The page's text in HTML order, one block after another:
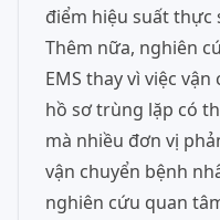
điểm hiệu suất thực
Thêm nữa, nghiên
EMS thay vì việc
hồ sơ trùng lặp có
mà nhiều đơn vị
vận chuyển bệnh
nghiên cứu quan